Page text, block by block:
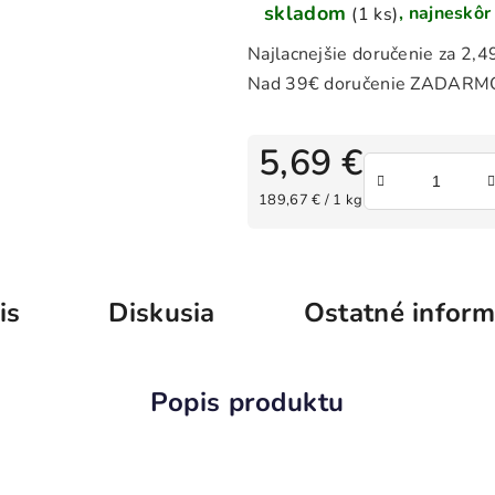
skladom (1 ks)
5,69 €
Jednotková cena:
189,67 € / 1 kg
Diskusia Ostatné